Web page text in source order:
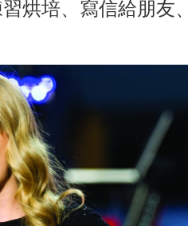
烘培、寫信給朋友